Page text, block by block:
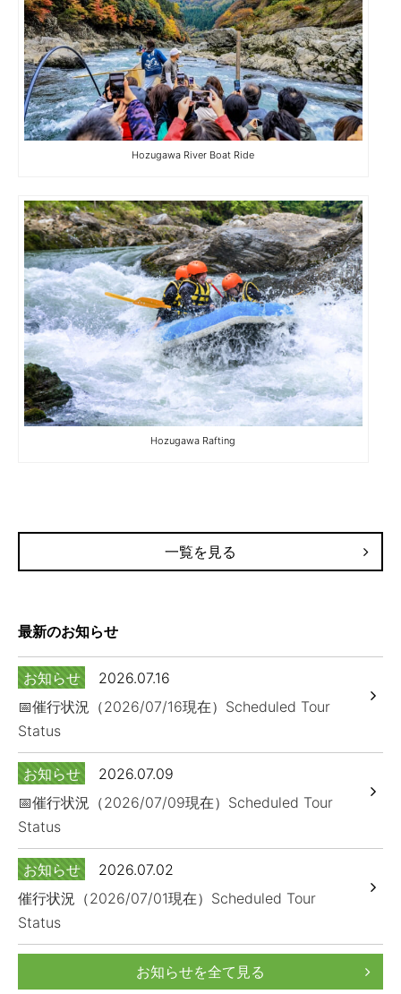
Hozugawa River Boat Ride
Hozugawa Rafting
一覧を見る
最新のお知らせ
お知らせ
2026.07.16
📅催行状況（2026/07/16現在）Scheduled Tour
Status
お知らせ
2026.07.09
📅催行状況（2026/07/09現在）Scheduled Tour
Status
お知らせ
2026.07.02
催行状況（2026/07/01現在）Scheduled Tour
Status
お知らせを全て見る